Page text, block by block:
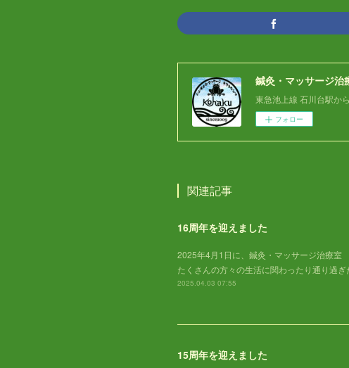
鍼灸・マッサージ
東急池上線 石川台駅か
フォロー
関連記事
16周年を迎えました
2025年4月1日に、鍼灸・マッサージ治療室
たくさんの方々の生活に関わったり通り過
2025.04.03 07:55
15周年を迎えました